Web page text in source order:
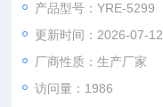
产品型号：YRE-5299
更新时间：2026-07-12
厂商性质：生产厂家
访问量：1986